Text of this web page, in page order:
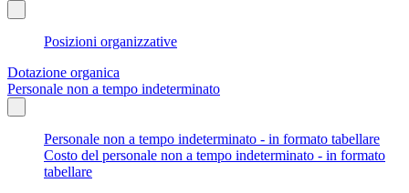
Posizioni organizzative
Dotazione organica
Personale non a tempo indeterminato
Personale non a tempo indeterminato - in formato tabellare
Costo del personale non a tempo indeterminato - in formato
tabellare